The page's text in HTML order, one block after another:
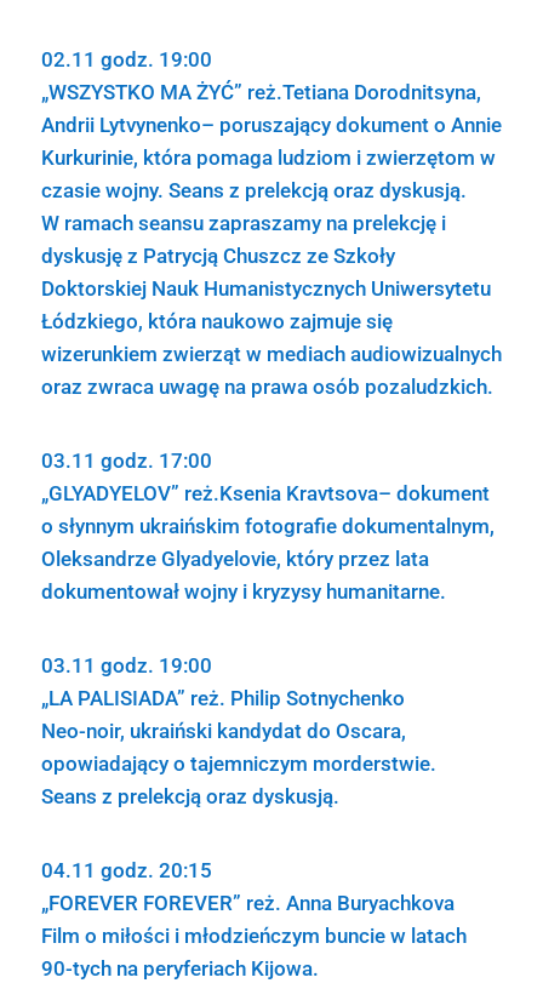
02.11 godz. 19:00
„WSZYSTKO MA ŻYĆ” reż.Tetiana Dorodnitsyna,
Andrii Lytvynenko– poruszający dokument o Annie
Kurkurinie, która pomaga ludziom i zwierzętom w
czasie wojny. Seans z prelekcją oraz dyskusją.
W ramach seansu zapraszamy na prelekcję i
dyskusję z Patrycją Chuszcz ze Szkoły
Doktorskiej Nauk Humanistycznych Uniwersytetu
Łódzkiego, która naukowo zajmuje się
wizerunkiem zwierząt w mediach audiowizualnych
oraz zwraca uwagę na prawa osób pozaludzkich.
03.11 godz. 17:00
„GLYADYELOV” reż.Ksenia Kravtsova– dokument
o słynnym ukraińskim fotografie dokumentalnym,
Oleksandrze Glyadyelovie, który przez lata
dokumentował wojny i kryzysy humanitarne.
03.11 godz. 19:00
„LA PALISIADA” reż. Philip Sotnychenko
Neo-noir, ukraiński kandydat do Oscara,
opowiadający o tajemniczym morderstwie.
Seans z prelekcją oraz dyskusją.
04.11 godz. 20:15
„FOREVER FOREVER” reż. Anna Buryachkova
Film o miłości i młodzieńczym buncie w latach
90-tych na peryferiach Kijowa.